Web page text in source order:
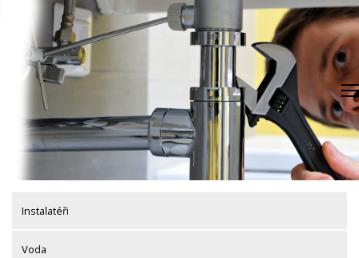
content
Instalatéři
Voda